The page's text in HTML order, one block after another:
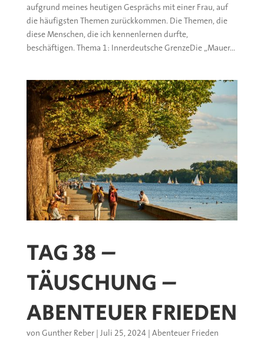
aufgrund meines heutigen Gesprächs mit einer Frau, auf
die häufigsten Themen zurückkommen. Die Themen, die
diese Menschen, die ich kennenlernen durfte,
beschäftigen. Thema 1: Innerdeutsche GrenzeDie „Mauer...
TAG 38 –
TÄUSCHUNG –
ABENTEUER FRIEDEN
von Gunther Reber| Juli 25, 2024| Abenteuer Frieden